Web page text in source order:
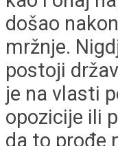
došao
mržnje.
postoji
je na vlasti
opozicije ili
da to prođe